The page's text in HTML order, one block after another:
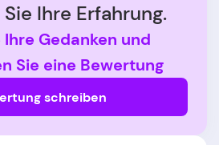
Ihre Erfahrung.
Ihre Gedanken und
Sie eine Bewertung
schreiben